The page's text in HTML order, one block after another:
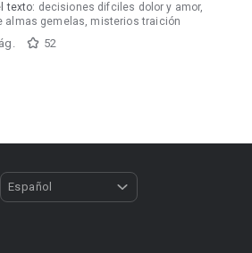
texto: decisiones difciles dolor y amor,
almas gemelas, misterios traición
52
Español